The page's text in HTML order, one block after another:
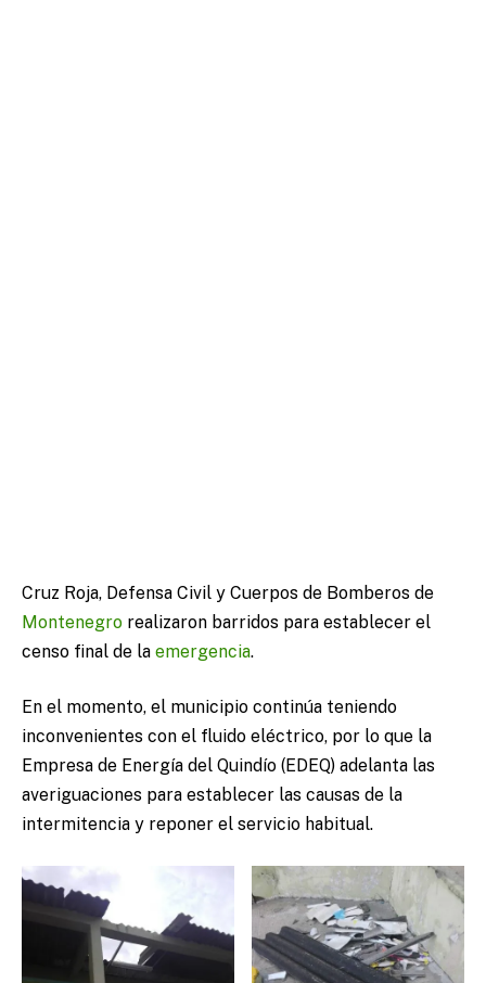
Cruz Roja, Defensa Civil y Cuerpos de Bomberos de
Montenegro realizaron barridos para establecer el
censo final de la emergencia.
En el momento, el municipio continúa teniendo
inconvenientes con el fluido eléctrico, por lo que la
Empresa de Energía del Quindío (EDEQ) adelanta las
averiguaciones para establecer las causas de la
intermitencia y reponer el servicio habitual.